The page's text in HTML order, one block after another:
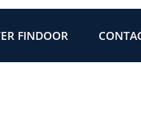
FINDOOR